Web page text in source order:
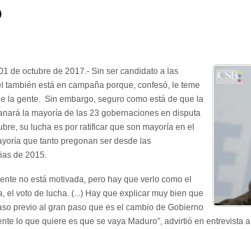
de octubre de 2017.- Sin ser candidato a las
también está en campaña porque, confesó, le teme
la gente. Sin embargo, seguro como está de que la
la mayoría de las 23 gobernaciones en disputa
su lucha es por ratificar que son mayoría en el
que tanto pregonan ser desde las
de 2015.
no está motivada, pero hay que verlo como el
el voto de lucha. (...) Hay que explicar muy bien que
previo al gran paso que es el cambio de Gobierno
lo que quiere es que se vaya Maduro”, advirtió en entrevista